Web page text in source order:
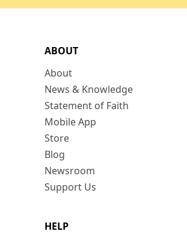
ABOUT
About
News & Knowledge
Statement of Faith
Mobile App
Store
Blog
Newsroom
Support Us
HELP